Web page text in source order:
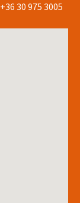
+36 30 975 3005